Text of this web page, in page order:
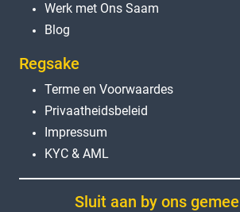
Werk met Ons Saam
Blog
Regsake
Terme en Voorwaardes
Privaatheidsbeleid
Impressum
KYC & AML
Sluit aan by ons